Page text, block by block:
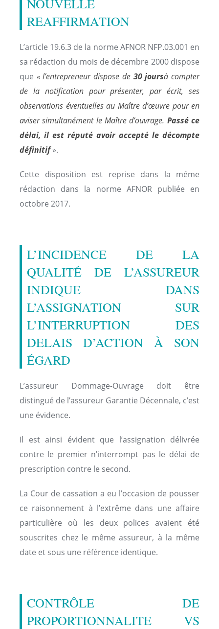
NOUVELLE
REAFFIRMATION
L’article 19.6.3 de la norme AFNOR NFP.03.001 en
sa rédaction du mois de décembre 2000 dispose
que « l’entrepreneur dispose de 30 joursà compter
de la notification pour présenter, par écrit, ses
observations éventuelles au Maître d’œuvre pour en
aviser simultanément le Maître d’ouvrage. Passé ce
délai, il est réputé avoir accepté le décompte
définitif».
Cette disposition est reprise dans la même
rédaction dans la norme AFNOR publiée en
octobre 2017.
L’INCIDENCE DE LA
QUALITÉ DE L’ASSUREUR
INDIQUE DANS
L’ASSIGNATION SUR
L’INTERRUPTION DES
DELAIS D’ACTION À SON
ÉGARD
L’assureur Dommage-Ouvrage doit être
distingué de l’assureur Garantie Décennale, c’est
une évidence.
Il est ainsi évident que l’assignation délivrée
contre le premier n’interrompt pas le délai de
prescription contre le second.
La Cour de cassation a eu l’occasion de pousser
ce raisonnement à l’extrême dans une affaire
particulière où les deux polices avaient été
souscrites chez le même assureur, à la même
date et sous une référence identique.
CONTRÔLE DE
PROPORTIONNALITE VS